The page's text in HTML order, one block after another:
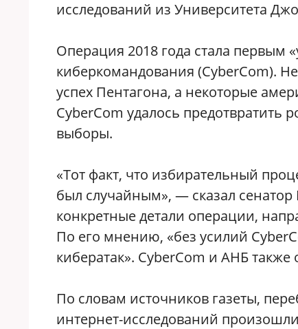
исследований из Университета
Операция 2018 года стала первым
киберкомандования (CyberCom).
успех Пентагона, а некоторые
CyberCom удалось предотвратить
выборы.
«Тот факт, что избирательный
был случайным», — сказал сенатор
конкретные детали операции,
По его мнению, «без усилий
кибератак». CyberCom и АНБ также
По словам источников газеты,
интернет-исследований